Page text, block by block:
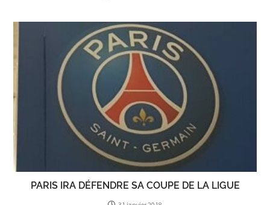
PARIS IRA DÉFENDRE SA COUPE DE LA LIGUE